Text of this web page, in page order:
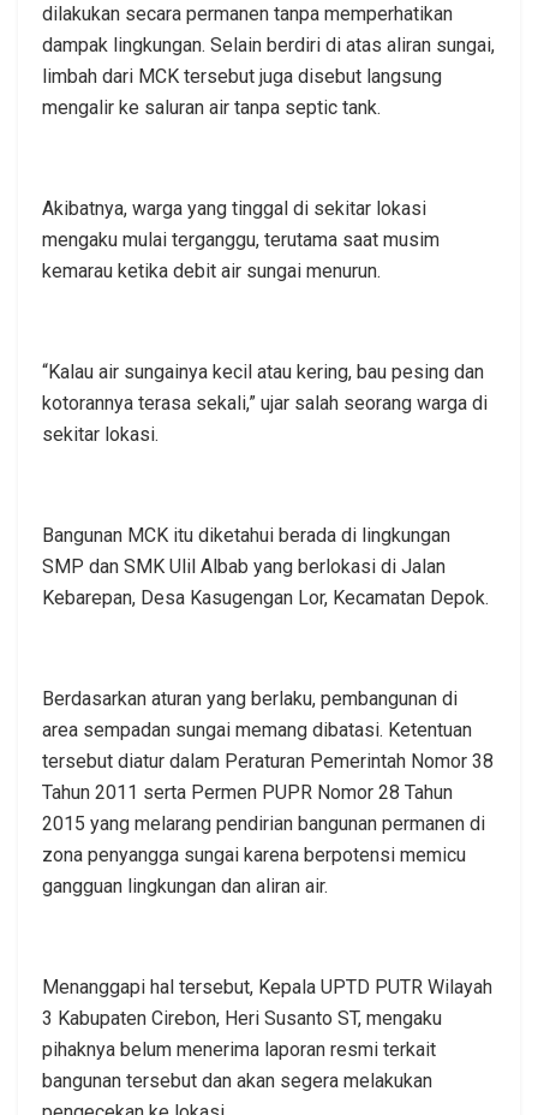
dilakukan secara permanen tanpa memperhatikan
dampak lingkungan. Selain berdiri di atas aliran sungai,
limbah dari MCK tersebut juga disebut langsung
mengalir ke saluran air tanpa septic tank.
Akibatnya, warga yang tinggal di sekitar lokasi
mengaku mulai terganggu, terutama saat musim
kemarau ketika debit air sungai menurun.
“Kalau air sungainya kecil atau kering, bau pesing dan
kotorannya terasa sekali,” ujar salah seorang warga di
sekitar lokasi.
Bangunan MCK itu diketahui berada di lingkungan
SMP dan SMK Ulil Albab yang berlokasi di Jalan
Kebarepan, Desa Kasugengan Lor, Kecamatan Depok.
Berdasarkan aturan yang berlaku, pembangunan di
area sempadan sungai memang dibatasi. Ketentuan
tersebut diatur dalam Peraturan Pemerintah Nomor 38
Tahun 2011 serta Permen PUPR Nomor 28 Tahun
2015 yang melarang pendirian bangunan permanen di
zona penyangga sungai karena berpotensi memicu
gangguan lingkungan dan aliran air.
Menanggapi hal tersebut, Kepala UPTD PUTR Wilayah
3 Kabupaten Cirebon, Heri Susanto ST, mengaku
pihaknya belum menerima laporan resmi terkait
bangunan tersebut dan akan segera melakukan